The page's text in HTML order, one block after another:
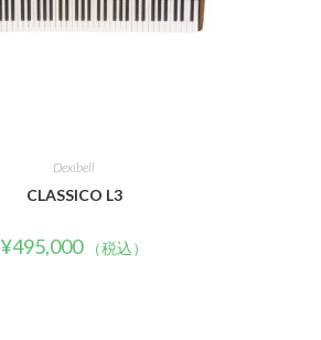
Dexibell
CLASSICO L3
¥495,000 （税込）